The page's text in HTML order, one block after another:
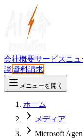
会社概要サービスニュ
談 資料請求
メニューを開く
ホーム
メディア
Microsoft